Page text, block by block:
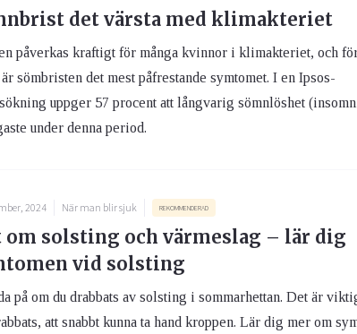
det värsta med klimakteriet
påverkas kraftigt för många kvinnor i klimakteriet, och
sömbristen det mest påfrestande symtomet. I en Ipsos-
uppger 57 procent att långvarig sömnlöshet
under denna period.
2024 När man blir sjuk REKOMMENDERAD
solsting och värmeslag – lär dig
vid solsting
på om du drabbats av solsting i sommarhettan. Det är
att snabbt kunna ta hand kroppen. Lär dig mer om